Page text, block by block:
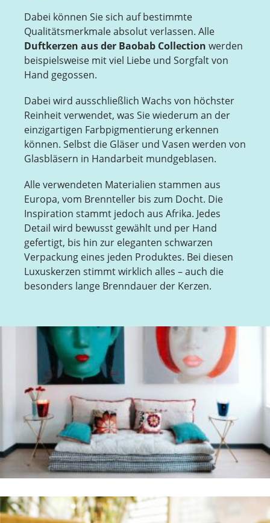
Dabei können Sie sich auf bestimmte
Qualitätsmerkmale absolut verlassen. Alle
Duftkerzen aus der Baobab Collection werden
beispielsweise mit viel Liebe und Sorgfalt von
Hand gegossen.
Dabei wird ausschließlich Wachs von höchster
Reinheit verwendet, was Sie wiederum an der
einzigartigen Farbpigmentierung erkennen
können. Selbst die Gläser und Vasen werden von
Glasbläsern in Handarbeit mundgeblasen.
Alle verwendeten Materialien stammen aus
Europa, vom Brennteller bis zum Docht. Die
Inspiration stammt jedoch aus Afrika. Jedes
Detail wird bewusst gewählt und per Hand
gefertigt, bis hin zur eleganten schwarzen
Verpackung eines jeden Produktes. Bei diesen
Luxuskerzen stimmt wirklich alles – auch die
besonders lange Brenndauer der Kerzen.